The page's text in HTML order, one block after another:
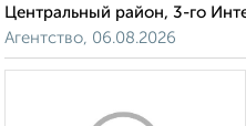
Центральный район, 3-го
Агентство, 06.08.2026